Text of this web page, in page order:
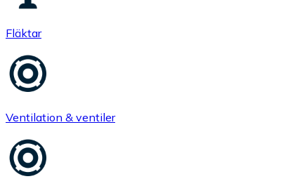
Fläktar
Ventilation & ventiler